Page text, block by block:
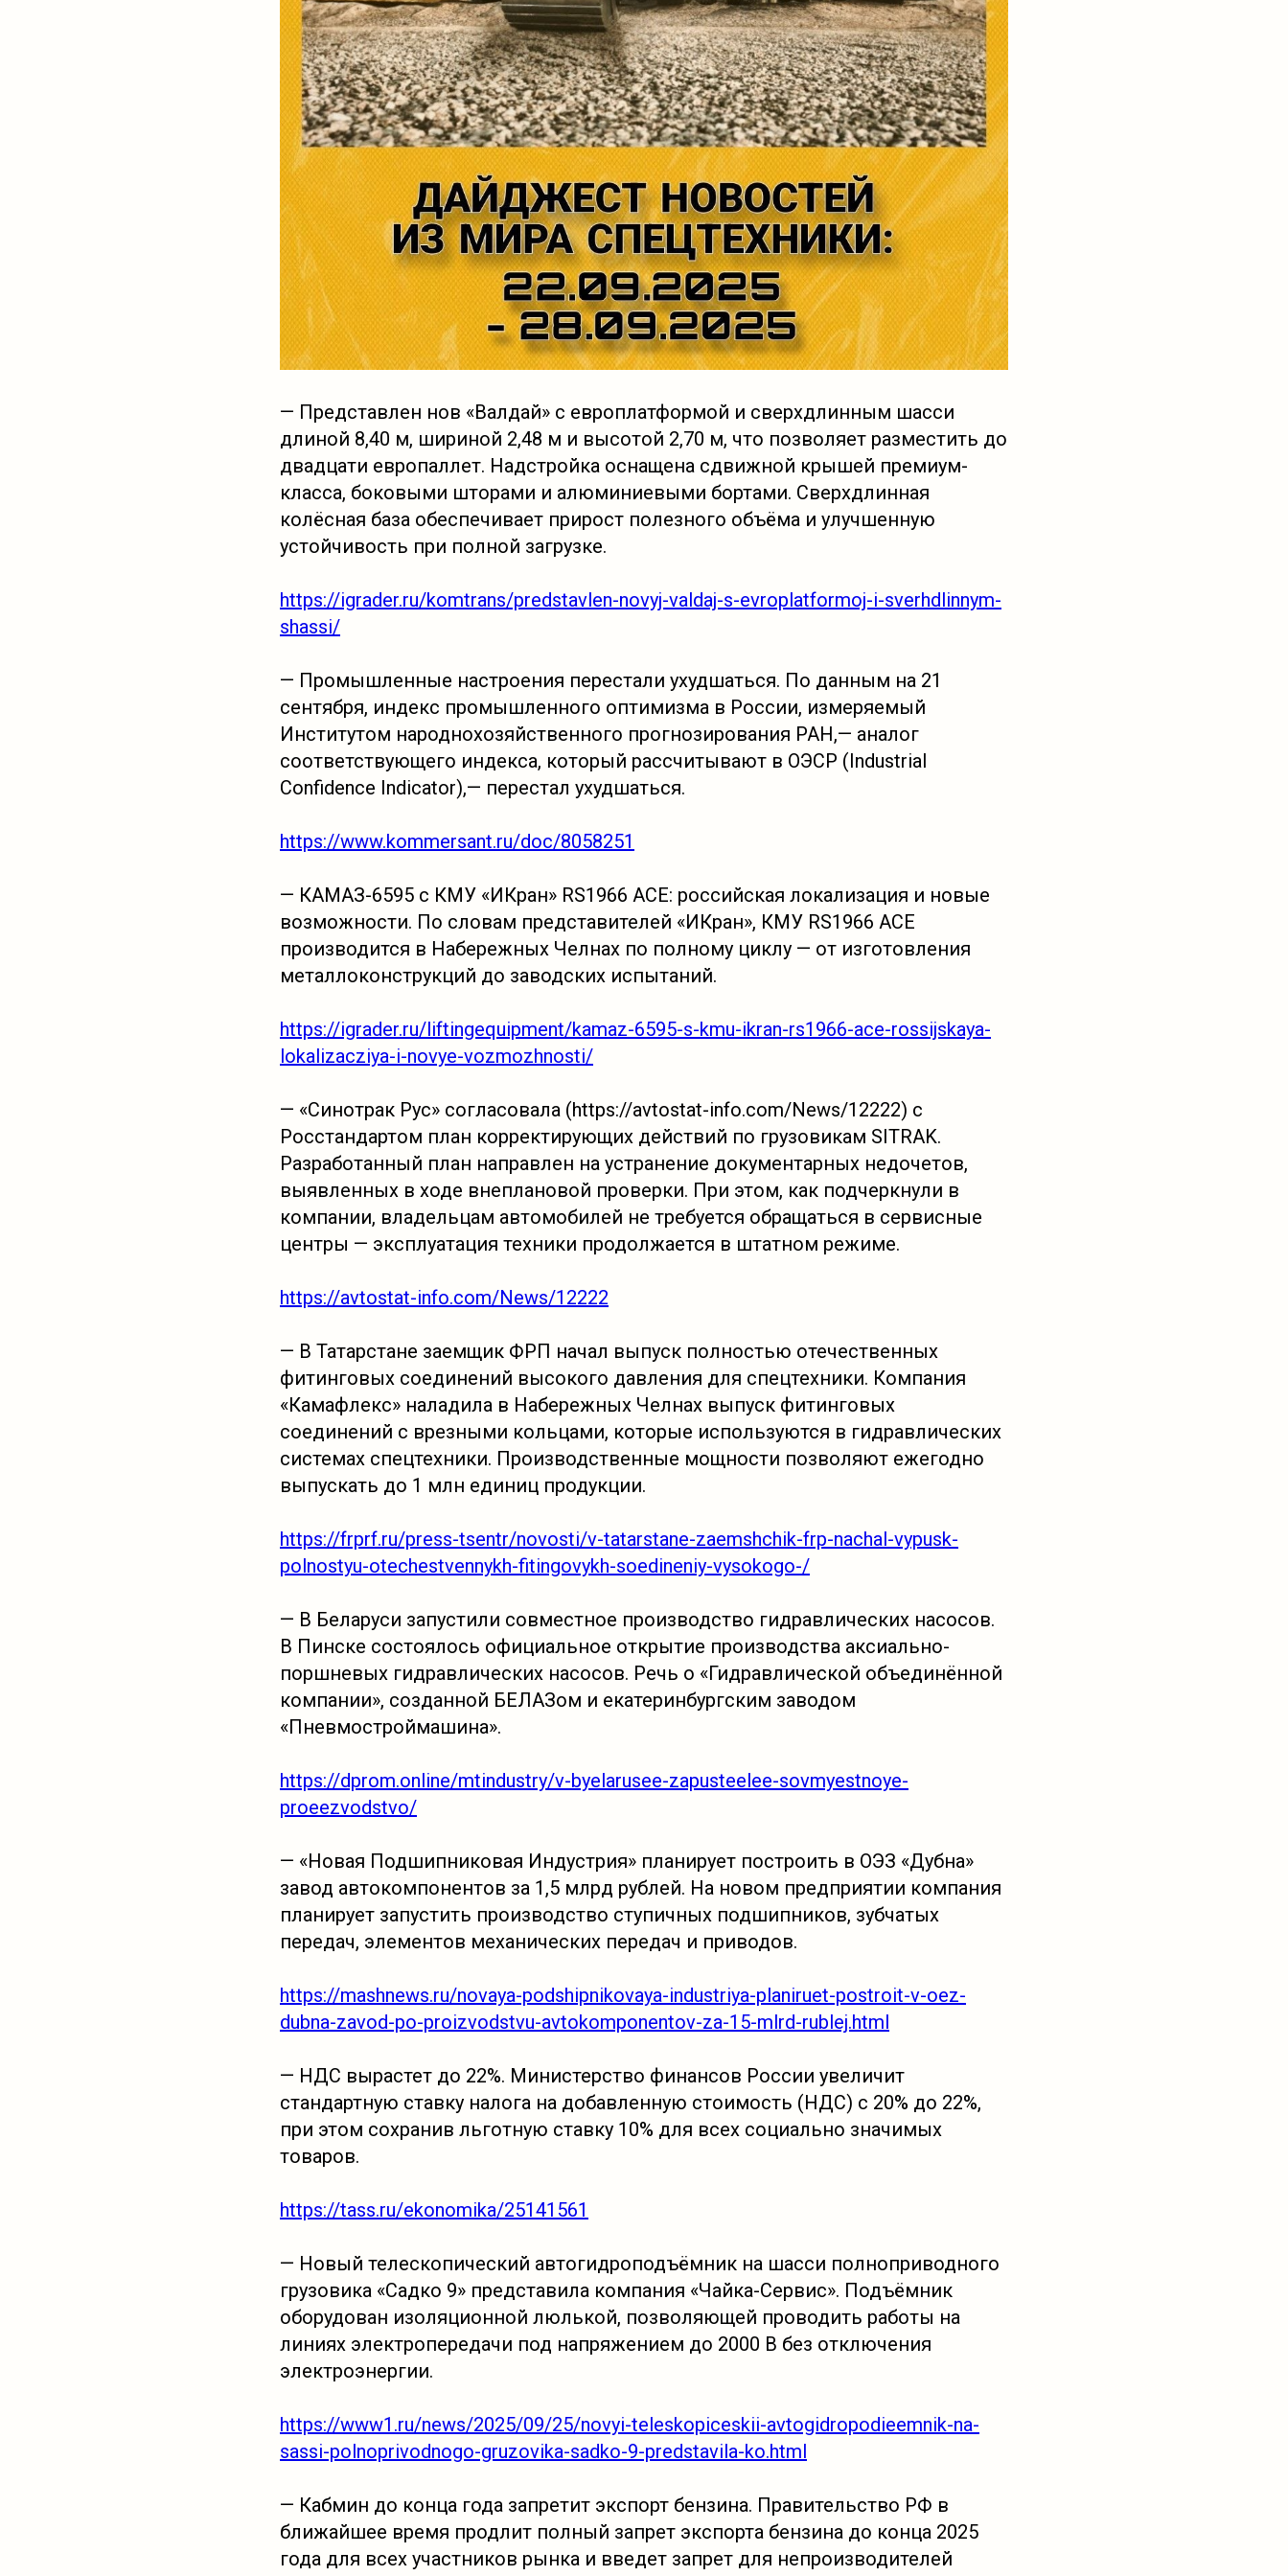
— Представлен нов «Валдай» с европлатформой и сверхдлинным шасси
длиной 8,40 м, шириной 2,48 м и высотой 2,70 м, что позволяет разместить до
двадцати европаллет. Надстройка оснащена сдвижной крышей премиум-
класса, боковыми шторами и алюминиевыми бортами. Сверхдлинная
колёсная база обеспечивает прирост полезного объёма и улучшенную
устойчивость при полной загрузке.
https://igrader.ru/komtrans/predstavlen-novyj-valdaj-s-evroplatformoj-i-sverhdlinnym-
shassi/
— Промышленные настроения перестали ухудшаться. По данным на 21
сентября, индекс промышленного оптимизма в России, измеряемый
Институтом народнохозяйственного прогнозирования РАН,— аналог
соответствующего индекса, который рассчитывают в ОЭСР (Industrial
Confidence Indicator),— перестал ухудшаться.
https://www.kommersant.ru/doc/8058251
— КАМАЗ-6595 с КМУ «ИКран» RS1966 ACE: российская локализация и новые
возможности. По словам представителей «ИКран», КМУ RS1966 ACE
производится в Набережных Челнах по полному циклу — от изготовления
металлоконструкций до заводских испытаний.
https://igrader.ru/liftingequipment/kamaz-6595-s-kmu-ikran-rs1966-ace-rossijskaya-
lokalizacziya-i-novye-vozmozhnosti/
— «Синотрак Рус» согласовала (https://avtostat-info.com/News/12222) с
Росстандартом план корректирующих действий по грузовикам SITRAK.
Разработанный план направлен на устранение документарных недочетов,
выявленных в ходе внеплановой проверки. При этом, как подчеркнули в
компании, владельцам автомобилей не требуется обращаться в сервисные
центры — эксплуатация техники продолжается в штатном режиме.
https://avtostat-info.com/News/12222
— В Татарстане заемщик ФРП начал выпуск полностью отечественных
фитинговых соединений высокого давления для спецтехники. Компания
«Камафлекс» наладила в Набережных Челнах выпуск фитинговых
соединений с врезными кольцами, которые используются в гидравлических
системах спецтехники. Производственные мощности позволяют ежегодно
выпускать до 1 млн единиц продукции.
https://frprf.ru/press-tsentr/novosti/v-tatarstane-zaemshchik-frp-nachal-vypusk-
polnostyu-otechestvennykh-fitingovykh-soedineniy-vysokogo-/
— В Беларуси запустили совместное производство гидравлических насосов.
В Пинске состоялось официальное открытие производства аксиально-
поршневых гидравлических насосов. Речь о «Гидравлической объединённой
компании», созданной БЕЛАЗом и екатеринбургским заводом
«Пневмостроймашина».
https://dprom.online/mtindustry/v-byelarusee-zapusteelee-sovmyestnoye-
proeezvodstvo/
— «Новая Подшипниковая Индустрия» планирует построить в ОЭЗ «Дубна»
завод автокомпонентов за 1,5 млрд рублей. На новом предприятии компания
планирует запустить производство ступичных подшипников, зубчатых
передач, элементов механических передач и приводов.
https://mashnews.ru/novaya-podshipnikovaya-industriya-planiruet-postroit-v-oez-
dubna-zavod-po-proizvodstvu-avtokomponentov-za-15-mlrd-rublej.html
— НДС вырастет до 22%. Министерство финансов России увеличит
стандартную ставку налога на добавленную стоимость (НДС) с 20% до 22%,
при этом сохранив льготную ставку 10% для всех социально значимых
товаров.
https://tass.ru/ekonomika/25141561
— Новый телескопический автогидроподъёмник на шасси полноприводного
грузовика «Садко 9» представила компания «Чайка-Сервис». Подъёмник
оборудован изоляционной люлькой, позволяющей проводить работы на
линиях электропередачи под напряжением до 2000 В без отключения
электроэнергии.
https://www1.ru/news/2025/09/25/novyi-teleskopiceskii-avtogidropodieemnik-na-
sassi-polnoprivodnogo-gruzovika-sadko-9-predstavila-ko.html
— Кабмин до конца года запретит экспорт бензина. Правительство РФ в
ближайшее время продлит полный запрет экспорта бензина до конца 2025
года для всех участников рынка и введет запрет для непроизводителей